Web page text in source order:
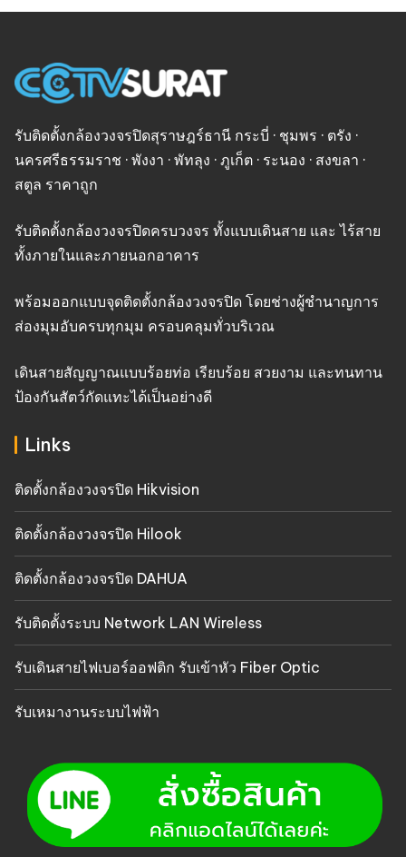
รับติดตั้งกล้องวงจรปิดสุราษฎร์ธานี กระบี่ · ชุมพร · ตรัง ·
นครศรีธรรมราช · พังงา · พัทลุง · ภูเก็ต · ระนอง · สงขลา ·
สตูล ราคาถูก
รับติดตั้งกล้องวงจรปิดครบวงจร ทั้งแบบเดินสาย และ ไร้สาย
ทั้งภายในและภายนอกอาคาร
พร้อมออกแบบจุดติดตั้งกล้องวงจรปิด โดยช่างผู้ชำนาญการ
ส่องมุมอับครบทุกมุม ครอบคลุมทั่วบริเวณ
เดินสายสัญญาณแบบร้อยท่อ เรียบร้อย สวยงาม และทนทาน
ป้องกันสัตว์กัดแทะได้เป็นอย่างดี
Links
ติดตั้งกล้องวงจรปิด Hikvision
ติดตั้งกล้องวงจรปิด Hilook
ติดตั้งกล้องวงจรปิด DAHUA
รับติดตั้งระบบ Network LAN Wireless
รับเดินสายไฟเบอร์ออฟติก รับเข้าหัว Fiber Optic
รับเหมางานระบบไฟฟ้า